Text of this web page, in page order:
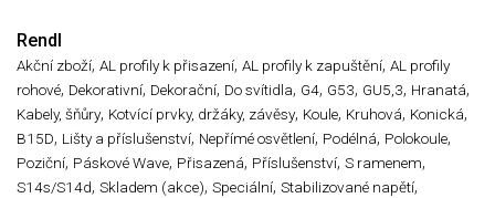
Rendl
Akční zboží, AL profily k přisazení, AL profily k zapuštění, AL profily
rohové, Dekorativní, Dekorační, Do svítidla, G4, G53, GU5,3, Hranatá,
Kabely, šňůry, Kotvící prvky, držáky, závěsy, Koule, Kruhová, Konická,
B15D, Lišty a příslušenství, Nepřímé osvětlení, Podélná, Polokoule,
Poziční, Páskové Wave, Přisazená, Příslušenství, S ramenem,
S14s/S14d, Skladem (akce), Speciální, Stabilizované napětí,